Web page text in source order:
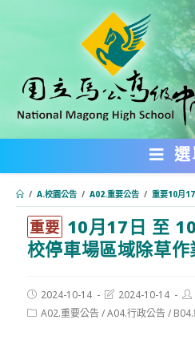
內
選
/ A.校園公告 / A02.重要公告 / 重要10月
重要 10月17日 至
校停車場區域除草
Post
published:
2024-10-14
Post
modified:
2024-10-14
PostA02.重要公告/A04.行政公告/